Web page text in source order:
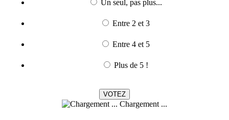
Un seul, pas plus...
Entre 2 et 3
Entre 4 et 5
Plus de 5 !
Chargement ...